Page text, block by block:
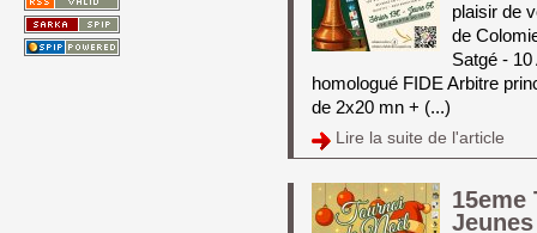
plaisir de
de
Satgé -
homologué FIDE Arbitre
de 2x20 mn + (...)
Lire la suite de l'article
15eme